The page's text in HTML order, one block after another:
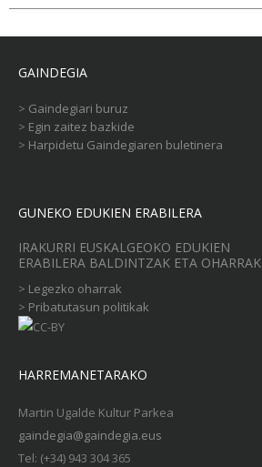
GAINDEGIA
> Gaindegiari buruz
> Egin zaitez bazkide
> Harpidetu Gaindegiaren buletinera
GUNEKO EDUKIEN ERABILERA
IRAKURRI EUSKALGEOKO EDUKIEN
ERABILERA BALDINTZAK ETA OHARRAK
> Legezko oharrak
> Pribatutasun politikak
HARREMANETARAKO
Martin Ugalde Kultur Parkea
gaindegia@gaindegia.eus
Tel: (+34) 943 304 365